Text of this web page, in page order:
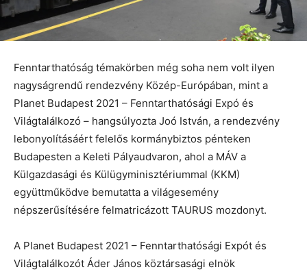
Fenntarthatóság témakörben még soha nem volt ilyen
nagyságrendű rendezvény Közép-Európában, mint a
Planet Budapest 2021 – Fenntarthatósági Expó és
Világtalálkozó – hangsúlyozta Joó István, a rendezvény
lebonyolításáért felelős kormánybiztos pénteken
Budapesten a Keleti Pályaudvaron, ahol a MÁV a
Külgazdasági és Külügyminisztériummal (KKM)
együttműködve bemutatta a világesemény
népszerűsítésére felmatricázott TAURUS mozdonyt.
A Planet Budapest 2021 – Fenntarthatósági Expót és
Világtalálkozót Áder János köztársasági elnök